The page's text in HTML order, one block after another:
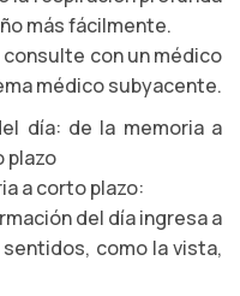
más fácilmente.
con un médico
médico subyacente.
día: de la memoria a
plazo
a corto plazo:
del día ingresa a
como la vista,